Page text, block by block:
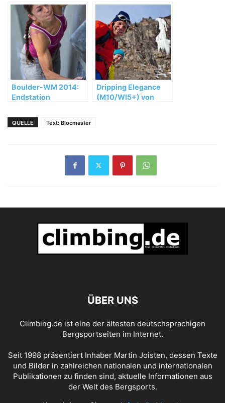
Porsche Arena
Stuttgart
zum Sieg in der
Nationenwertung
Boulder-WM 2014:
Endstation
Fischhuber,
Saurwein und Bacher
Dripping Elegance
(M10/WI5+) von
QUELLE Text: Blocmaster
ÜBER UNS
Climbing.de ist eine der ältesten deutschsprachigen
Bergsportseiten im Internet.
Seit 1998 präsentiert Inhaber Martin Joisten, dessen Texte
und Bilder in zahlreichen nationalen und internationalen
Publikationen zu finden sind, aktuelle Informationen aus
der Welt des Bergsports.